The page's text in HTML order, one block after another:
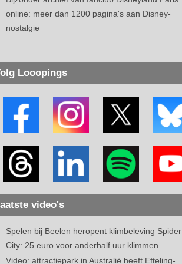
online: meer dan 1200 pagina's aan Disney-
nostalgie
Looopings
video's
Spelen bij Beelen heropent klimbeleving Spider
City: 25 euro voor anderhalf uur klimmen
Video: attractiepark in Australië heeft Efteling-